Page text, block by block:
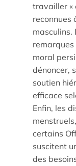
Compétences
métiers
Les enjeux de
travailler «
reconnues
masculins.
moral
dénoncer,
soutien
efficace
Enfin, les
certains
suscitent
des